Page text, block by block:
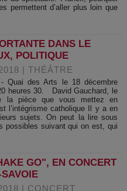
permettent d’aller plus loin que
DANS LE
POLITIQUE
|THÉÂTRE
- Quai des Arts le 18 décembre
heures 30. David Gauchard, le
la pièce que vous mettez en
l’intégrisme catholique Il y a en
sujets. On peut la lire sous
possibles suivant qui on est, qui
GO", EN CONCERT
| CONCERT